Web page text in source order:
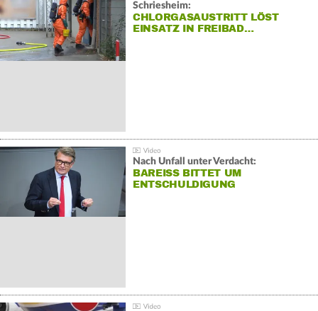
Schriesheim:
CHLORGASAUSTRITT LÖST
EINSATZ IN FREIBAD…
Nach Unfall unter Verdacht:
BAREISS BITTET UM E
NTSCHULDIGUNG